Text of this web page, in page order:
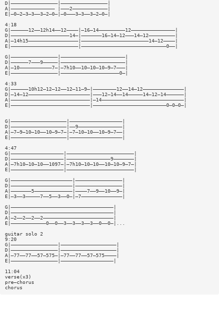
D|————————————————|————————————————|
A|——————————————— |———2————————————|
E|—0—2—3—3——3—2—0—|—0———3—3——3—2—0—|
4:18
G|——————12——12h14——12————|—16—14—————————12———————————————|
D|————————————————————14—|———————16—14—12———14—12—————————|
A|—14h15—————————————————|———————————————————————14—12————|
E|———————————————————————|—————————————————————————————0——|
G|————————————————|——————————————————————|
D|——————7———9—————|——————————————————————|
A|—10———————————7—|—7h10——10—10—10—9—7———|
E|————————————————|————————————————————0—|
4:33
G|——————10h12—12—12——12—11—9—|————————12——14—12——————————————|
D|—14—12—————————————————————|———12—14——14—————14—12—14——————|
A|———————————————————————————|—14————————————————————————————|
E|———————————————————————————|—————————————————————————0—0—0—|
G|———————————————————|——————————————————|
D|———————————————————|——9———————————————|
A|—7—9—10—10——10—9—7—|—7—10—10——10—9—7——|
E|———————————————————|——————————————————|
4:47
G|——————————————————|———————————————————————|
D|——————————————————|———————————————9———————|
A|—7h10—10—10——1097—|—7h10—10—10——10—10—9—7—|
E|——————————————————|———————————————————————|
G|—————————————————————|————————————————|
D|—————————————————————|————————————————|
A|———————5—————————————|————7——9——10——9—|
E|—3——3—————7——5——3——0—|—7——————————————|
G|———————————————————————————————————|
D|———————————————————————————————————|
A|—2——2——2——2————————————————————————|
E|————————————0——0——3——3——3——3——0——0—|...
guitar solo 2
9:20
G|————————————————|———————————————————|
D|————————————————|———————————————————|
A|—77——77——57—575—|—77——77——57—575————|
E|————————————————|——————————————————|
11:04
verse(x3)
pre—chorus
chorus